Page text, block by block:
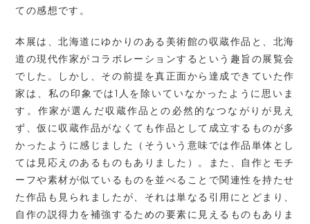
ての感想です。
本展は、北海道にゆかりのある美術館の収蔵作品と、北海
道の現代作家がコラボレーションするという趣旨の展覧会
でした。しかし、その前提を真正面から達成できていた作
家は、私の印象では1人を除いていなかったように思いま
す。作家が選んだ収蔵作品との必然的なつながりが見え
ず、仮に収蔵作品がなくても作品として成立するものが多
かったように感じました（そういう意味では作品単体とし
ては見応えのあるものもありました）。また、自作とモチ
ーフや素材が似ているものを並べることで関連性を持たせ
た作品も見られましたが、それは単なる引用にとどまり、
自作の説得力を補強するための要素に見えるものもありま